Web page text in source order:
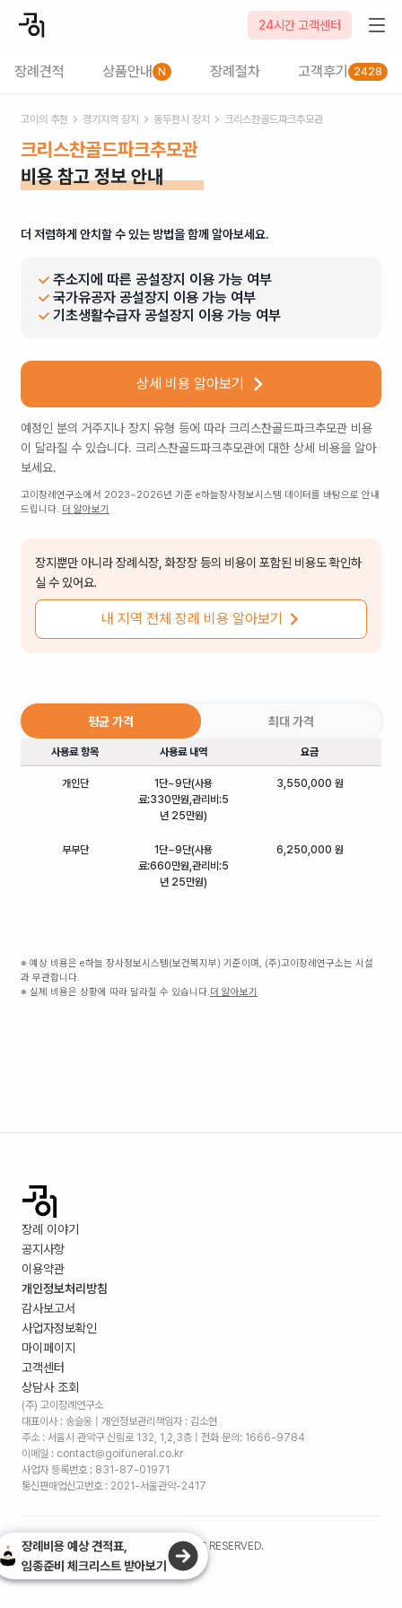
24시간 고객센터
장례견적 상품안내 N 장례절차 고객후기 2428
고이의 추천 경기 지역 장지 동두천시 장지 크리스찬골드파크추모관
크리스찬골드파크추모관
비용 참고 정보 안내
더 저렴하게 안치할 수 있는 방법을 함께 알아보세요.
주소지에 따른 공설장지 이용 가능 여부
국가유공자 공설장지 이용 가능 여부
기초생활수급자 공설장지 이용 가능 여부
상세 비용 알아보기
예정인 분의 거주지나 장지 유형 등에 따라 크리스찬골드파크추모관 비용
이 달라질 수 있습니다. 크리스찬골드파크추모관에 대한 상세 비용을 알아
보세요.
고이장례연구소에서 2023~2026년 기준 e하늘장사정보시스템 데이터를 바탕으로 안내
드립니다. 더 알아보기
장지뿐만 아니라 장례식장, 화장장 등의 비용이 포함된 비용도 확인하
실 수 있어요.
내 지역 전체 장례 비용 알아보기
평균 가격 최대 가격
사용료 항목 사용료 내역 요금
개인단
1단~9단(사용
료:330만원,관리비:5
년 25만원)
3,550,000 원
부부단
1단~9단(사용
료:660만원,관리비:5
년 25만원)
6,250,000 원
※ 예상 비용은 e하늘 장사정보시스템(보건복지부) 기준이며, (주)고이장례연구소는 시설
과 무관합니다.
※ 실제 비용은 상황에 따라 달라질 수 있습니다.더 알아보기
장례 이야기
공지사항
이용약관
개인정보처리방침
감사보고서
사업자정보확인
마이페이지
고객센터
상담사 조회
(주) 고이장례연구소
대표이사 : 송슬옹 | 개인정보관리책임자 : 김소현
주소 : 서울시 관악구 신림로 132, 1,2,3층 | 전화 문의: 1666-9784
이메일 : contact@goifuneral.co.kr
사업자 등록번호 : 831-87-01971
통신판매업신고번호 : 2021-서울관악-2417
©2026. (주)고이장례연구소 ALL RIGHTS RESERVED.
장례비용 예상 견적표,
임종준비 체크리스트 받아보기